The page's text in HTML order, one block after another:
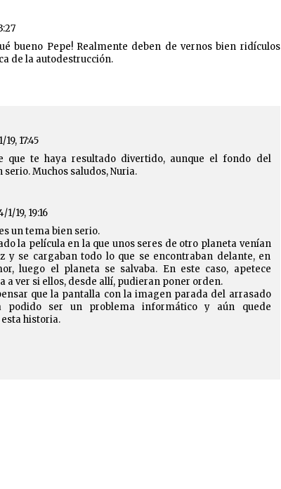
bueno Pepe! Realmente deben de vernos bien ridículos
de la autodestrucción.
19, 17:45
que te haya resultado divertido, aunque el fondo del
serio. Muchos saludos, Nuria.
1/19, 19:16
un tema bien serio.
la película en la que unos seres de otro planeta venían
y se cargaban todo lo que se encontraban delante, en
luego el planeta se salvaba. En este caso, apetece
a ver si ellos, desde allí, pudieran poner orden.
que la pantalla con la imagen parada del arrasado
podido ser un problema informático y aún quede
historia.